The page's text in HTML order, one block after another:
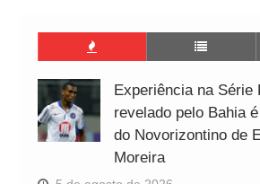
Experiência na Série
revelado pelo Bahia
do Novorizontino de
Moreira